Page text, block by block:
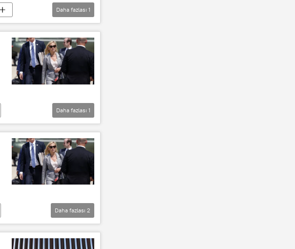
Daha fazlası 1
Daha fazlası 1
Daha fazlası 2